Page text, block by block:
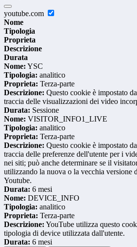
youtube.com
Nome
Tipologia
Proprieta
Descrizione
Durata
Nome: YSC
Tipologia: analitico
Proprieta: Terza-parte
Descrizione: Questo cookie è impostato
traccia delle visualizzazioni dei video
Durata: Sessione
Nome: VISITOR_INFO1_LIVE
Tipologia: analitico
Proprieta: Terza-parte
Descrizione: Questo cookie è impostato
traccia delle preferenze dell'utente per i
nei siti; può anche determinare se il
utilizzando la nuova o la vecchia versione
Youtube.
Durata: 6 mesi
Nome: DEVICE_INFO
Tipologia: analitico
Proprieta: Terza-parte
Descrizione: YouTube utilizza questo
tipologia di device utilizzata dall'utente.
Durata: 6 mesi